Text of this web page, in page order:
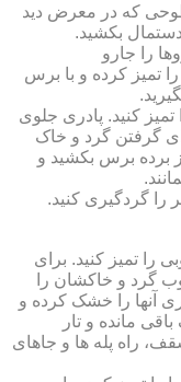
که در معرض دید
بکشید.
را جارو
تمیز کرده و با برس
کنید. پادری جلوی
گرفتن گرد و خاک
برده برس بکشید و
را گردگیری کنید.
را تمیز کنید. برای
گرد و خاک‏شان را
آنها را خشک کرده و
مانده و تار
راه پله‏ ها و جاهای